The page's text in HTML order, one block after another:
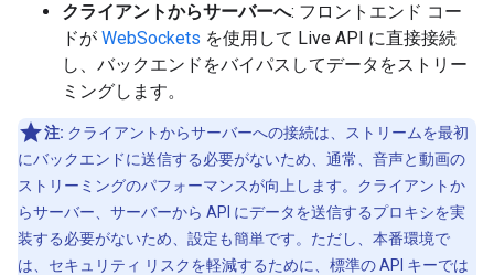
クライアントからサーバーへ: フロントエンド コー
ドが WebSockets を使用して Live API に直接接続
し、バックエンドをバイパスしてデータをストリー
ミングします。
注: クライアントからサーバーへの接続は、ストリームを最初
にバックエンドに送信する必要がないため、通常、音声と動画の
ストリーミングのパフォーマンスが向上します。クライアントか
らサーバー、サーバーから API にデータを送信するプロキシを実
装する必要がないため、設定も簡単です。ただし、本番環境で
は、セキュリティ リスクを軽減するために、標準の API キーでは